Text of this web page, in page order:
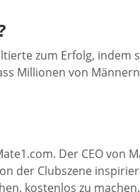
zum Erfolg,
Millionen von
Der CEO von
der Clubszene
kostenlos zu